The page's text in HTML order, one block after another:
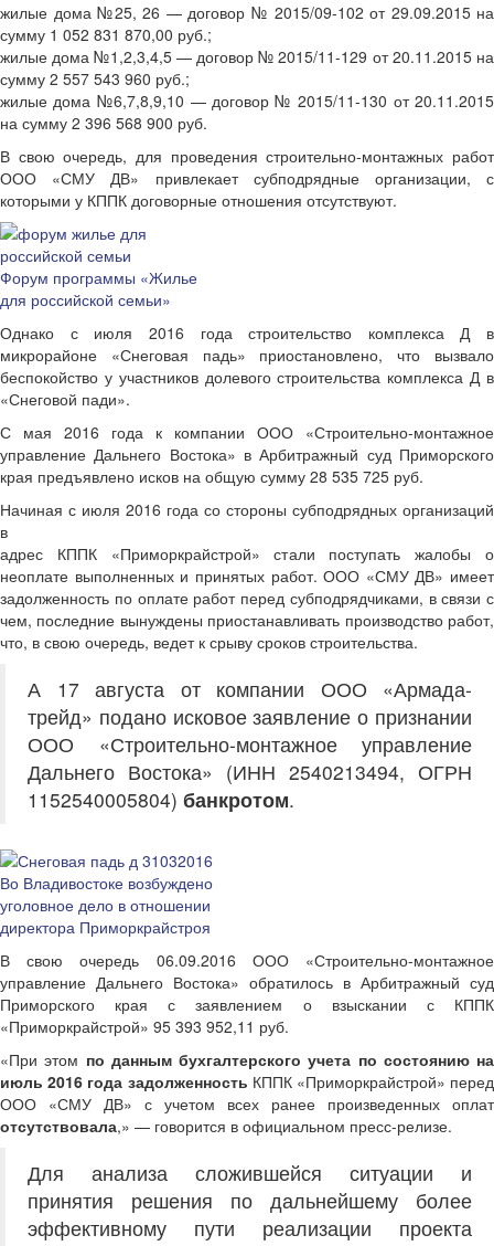
жилые дома №25, 26 — договор № 2015/09-102 от 29.09.2015 на
сумму 1 052 831 870,00 руб.;
жилые дома №1,2,3,4,5 — договор № 2015/11-129 от 20.11.2015 на
сумму 2 557 543 960 руб.;
жилые дома №6,7,8,9,10 — договор № 2015/11-130 от 20.11.2015
на сумму 2 396 568 900 руб.
В свою очередь, для проведения строительно-монтажных работ
ООО «СМУ ДВ» привлекает субподрядные организации, с
которыми у КППК договорные отношения отсутствуют.
Форум программы «Жилье
для российской семьи»
Однако с июля 2016 года строительство комплекса Д в
микрорайоне «Снеговая падь» приостановлено, что вызвало
беспокойство у участников долевого строительства комплекса Д в
«Снеговой пади».
С мая 2016 года к компании ООО «Строительно-монтажное
управление Дальнего Востока» в Арбитражный суд Приморского
края предъявлено исков на общую сумму 28 535 725 руб.
Начиная с июля 2016 года со стороны субподрядных организаций
в
адрес КППК «Приморкрайстрой» стали поступать жалобы о
неоплате выполненных и принятых работ. ООО «СМУ ДВ» имеет
задолженность по оплате работ перед субподрядчиками, в связи с
чем, последние вынуждены приостанавливать производство работ,
что, в свою очередь, ведет к срыву сроков строительства.
А 17 августа от компании ООО «Армада-
трейд» подано исковое заявление о признании
ООО «Строительно-монтажное управление
Дальнего Востока» (ИНН 2540213494, ОГРН
1152540005804) банкротом.
Во Владивостоке возбуждено
уголовное дело в отношении
директора Приморкрайстроя
В свою очередь 06.09.2016 ООО «Строительно-монтажное
управление Дальнего Востока» обратилось в Арбитражный суд
Приморского края с заявлением о взыскании с КППК
«Приморкрайстрой» 95 393 952,11 руб.
«При этом по данным бухгалтерского учета по состоянию на
июль 2016 года задолженность КППК «Приморкрайстрой» перед
ООО «СМУ ДВ» с учетом всех ранее произведенных оплат
отсутствовала,» — говорится в официальном пресс-релизе.
Для анализа сложившейся ситуации и
принятия решения по дальнейшему более
эффективному пути реализации проекта